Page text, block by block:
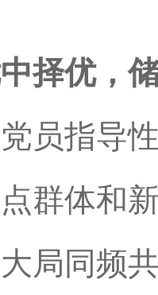
择优，
员指导
群体和
局同频